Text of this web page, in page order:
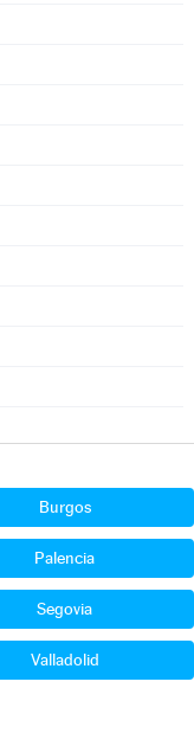
Burgos
Palencia
Segovia
Valladolid